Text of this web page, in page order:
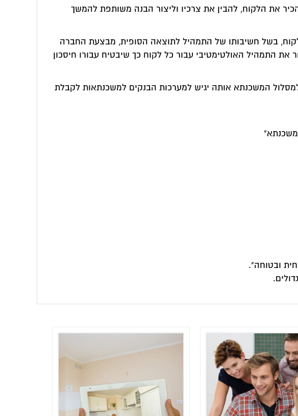
את הלקוח, להבין את צרכיו וליצור הבנה משותפת להמשך
בשל חשיבותו של התמהיל לתוצאה הסופית, מבצעת החברה
את התמהיל האולטימטיבי עבור כל לקוח כך שיבטיח עבורו חיסכון
המשכנתא אותה יגיש למערכות הבנקים למשכנתאות לקבלת
ובטוחה".